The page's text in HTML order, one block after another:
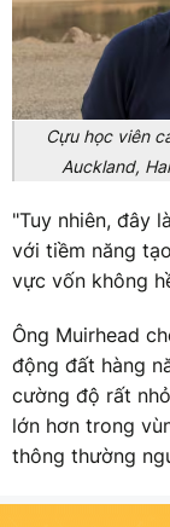
Cựu học viên
Auckland,
"Tuy nhiên, đây
với tiềm năng
vực vốn không
Ông Muirhead
động đất hàng
cường độ rất
lớn hơn trong
thông thường